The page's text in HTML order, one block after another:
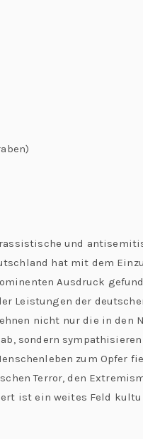
und
hat mit dem
Ausdruck
Leistungen der
nicht nur die in den
sondern
zum Opfer
Terror, den
ist ein weites Feld